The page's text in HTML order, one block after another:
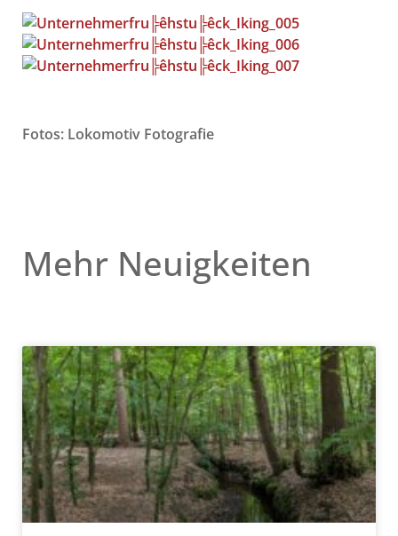
Fotos: Lokomotiv Fotografie
Mehr Neuigkeiten